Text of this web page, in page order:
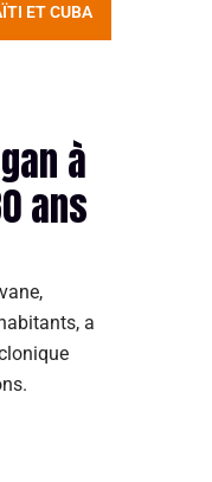
ET CUBA
à
ans
a